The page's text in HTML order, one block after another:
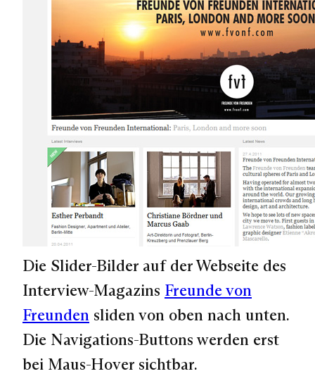
Die Slider-Bilder auf der Webseite des
Interview-Magazins Freunde von
Freunden sliden von oben nach unten.
Die Navigations-Buttons werden erst
bei Maus-Hover sichtbar.